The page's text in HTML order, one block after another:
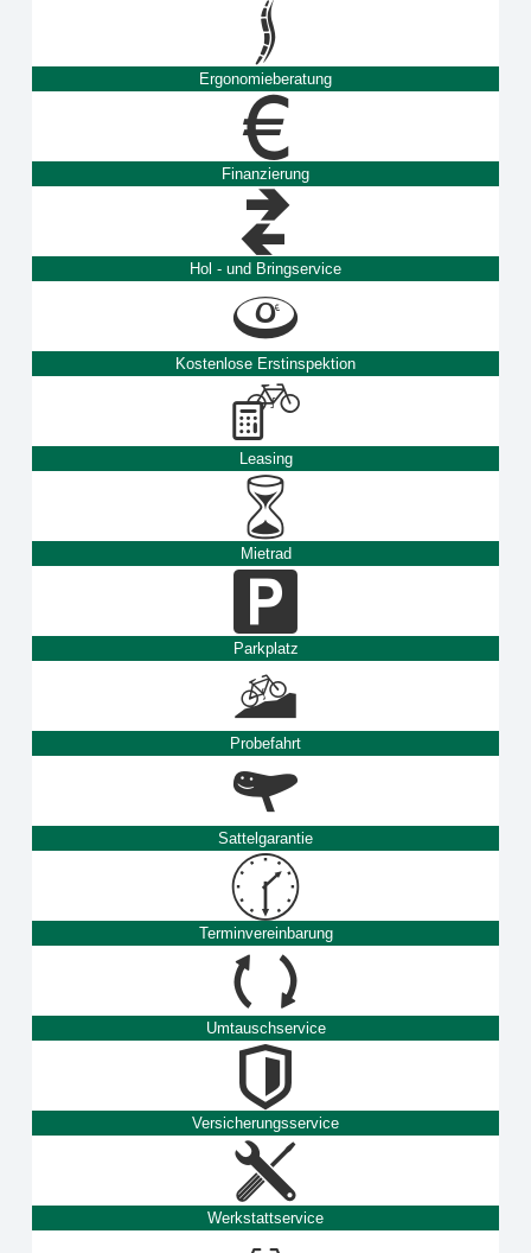
Ergonomieberatung
Finanzierung
Hol - und Bringservice
Kostenlose Erstinspektion
Leasing
Mietrad
Parkplatz
Probefahrt
Sattelgarantie
Terminvereinbarung
Umtauschservice
Versicherungsservice
Werkstattservice